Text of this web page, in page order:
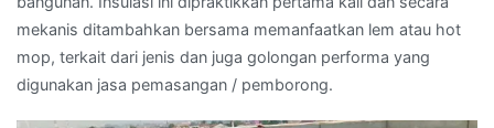
mekanis ditambahkan bersama memanfaatkan lem atau hot
mop, terkait dari jenis dan juga golongan performa yang
digunakan jasa pemasangan / pemborong.